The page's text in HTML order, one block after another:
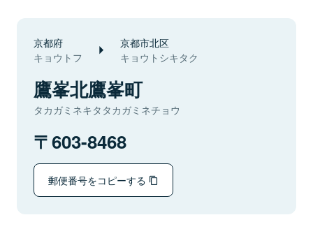
京都府
キョウトフ
京都市北区
キョウトシキタク
鷹峯北鷹峯町
タカガミネキタタカガミネチョウ
603-8468
郵便番号をコピーする